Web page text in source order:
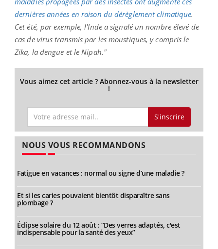
dernières années en raison du dérèglement climatique.
Cet été, par exemple, l'Inde a signalé un nombre élevé de
cas de virus transmis par les moustiques, y compris le
Zika, la dengue et le Nipah."
Vous aimez cet article ? Abonnez-vous à la newsletter
!
S'inscrire
NOUS VOUS RECOMMANDONS
Fatigue en vacances : normal ou signe d’une maladie ?
Et si les caries pouvaient bientôt disparaître sans
plombage ?
Éclipse solaire du 12 août : “Des verres adaptés, c'est
indispensable pour la santé des yeux”